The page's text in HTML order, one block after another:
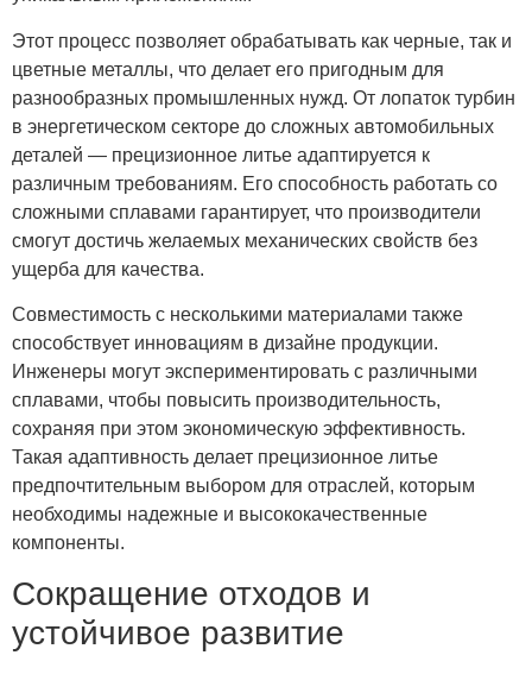
Этот процесс позволяет обрабатывать как черные, так и
цветные металлы, что делает его пригодным для
разнообразных промышленных нужд. От лопаток турбин
в энергетическом секторе до сложных автомобильных
деталей — прецизионное литье адаптируется к
различным требованиям. Его способность работать со
сложными сплавами гарантирует, что производители
смогут достичь желаемых механических свойств без
ущерба для качества.
Совместимость с несколькими материалами также
способствует инновациям в дизайне продукции.
Инженеры могут экспериментировать с различными
сплавами, чтобы повысить производительность,
сохраняя при этом экономическую эффективность.
Такая адаптивность делает прецизионное литье
предпочтительным выбором для отраслей, которым
необходимы надежные и высококачественные
компоненты.
Сокращение отходов и
устойчивое развитие